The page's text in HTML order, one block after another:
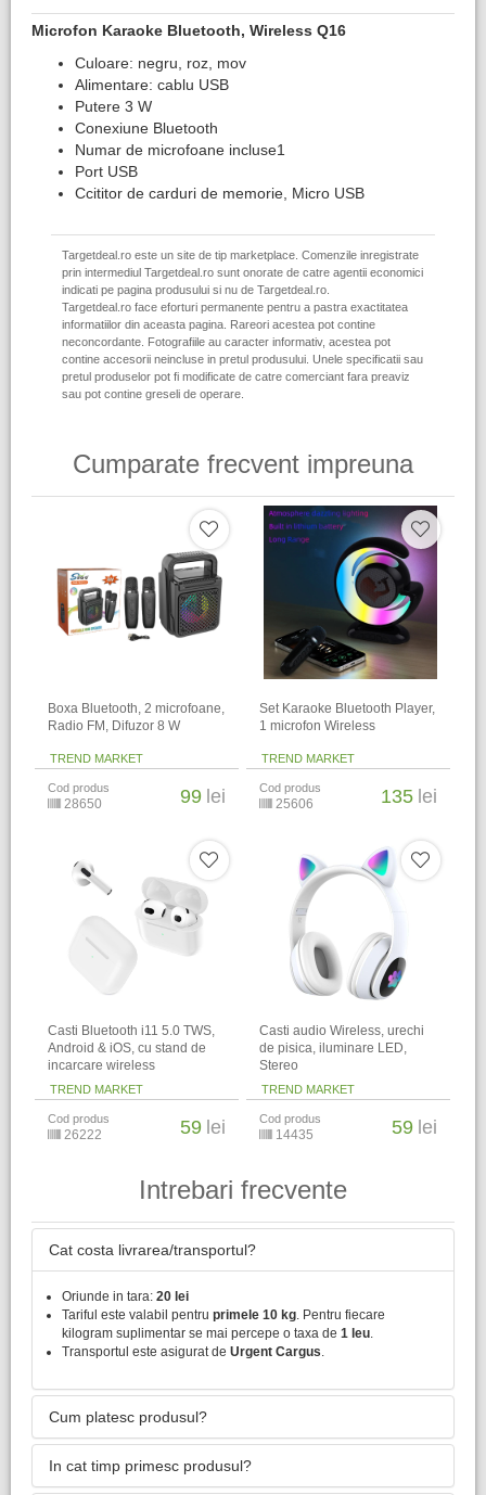
Microfon Karaoke Bluetooth, Wireless Q16
Culoare: negru, roz, mov
Alimentare: cablu USB
Putere 3 W
Conexiune Bluetooth
Numar de microfoane incluse1
Port USB
Ccititor de carduri de memorie, Micro USB
Targetdeal.ro este un site de tip marketplace. Comenzile inregistrate
prin intermediul Targetdeal.ro sunt onorate de catre agentii economici
indicati pe pagina produsului si nu de Targetdeal.ro.
Targetdeal.ro face eforturi permanente pentru a pastra exactitatea
informatiilor din aceasta pagina. Rareori acestea pot contine
neconcordante. Fotografiile au caracter informativ, acestea pot
contine accesorii neincluse in pretul produsului. Unele specificatii sau
pretul produselor pot fi modificate de catre comerciant fara preaviz
sau pot contine greseli de operare.
Cumparate frecvent impreuna
Boxa Bluetooth, 2 microfoane,
Radio FM, Difuzor 8 W
TREND MARKET
Cod produs
28650 99 lei
Set Karaoke Bluetooth Player,
1 microfon Wireless
TREND MARKET
Cod produs
25606 135 lei
Casti Bluetooth i11 5.0 TWS,
Android & iOS, cu stand de
incarcare wireless
TREND MARKET
Cod produs
26222 59 lei
Casti audio Wireless, urechi
de pisica, iluminare LED,
Stereo
TREND MARKET
Cod produs
14435 59 lei
Intrebari frecvente
Cat costa livrarea/transportul?
Oriunde in tara: 20 lei
Tariful este valabil pentru primele 10 kg . Pentru fiecare
kilogram suplimentar se mai percepe o taxa de 1 leu
Transportul este asigurat de Urgent Cargus
Cum platesc produsul?
In cat timp primesc produsul?